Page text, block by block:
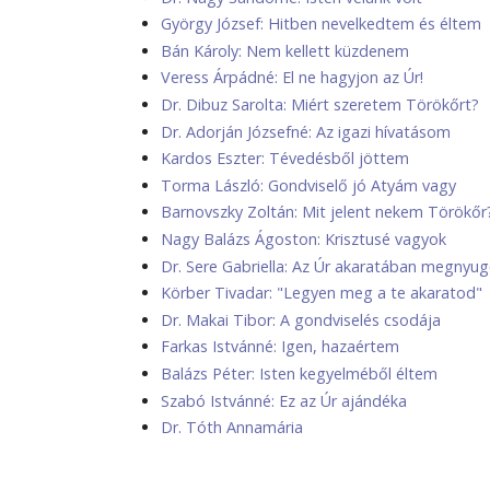
György József: Hitben nevelkedtem és éltem
Bán Károly: Nem kellett küzdenem
Veress Árpádné: El ne hagyjon az Úr!
Dr. Dibuz Sarolta: Miért szeretem Törökőrt?
Dr. Adorján Józsefné: Az igazi hívatásom
Kardos Eszter: Tévedésből jöttem
Torma László: Gondviselő jó Atyám vagy
Barnovszky Zoltán: Mit jelent nekem
Nagy Balázs Ágoston: Krisztusé vagyok
Dr. Sere Gabriella: Az Úr akaratában
Körber Tivadar: "Legyen meg a te akaratod"
Dr. Makai Tibor: A gondviselés csodája
Farkas Istvánné: Igen, hazaértem
Balázs Péter: Isten kegyelméből éltem
Szabó Istvánné: Ez az Úr ajándéka
Dr. Tóth Annamária